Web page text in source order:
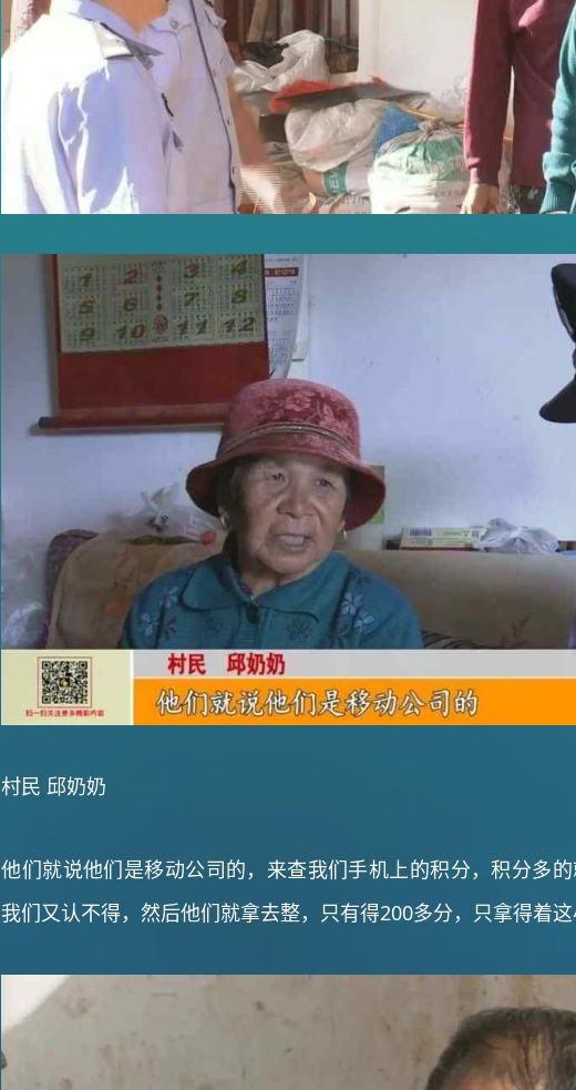
村民 邱奶奶
他们就说他们是移动公司的，来查我们手机上的积分，积分多
我们又认不得，然后他们就拿去整，只有得200多分，只拿得着这